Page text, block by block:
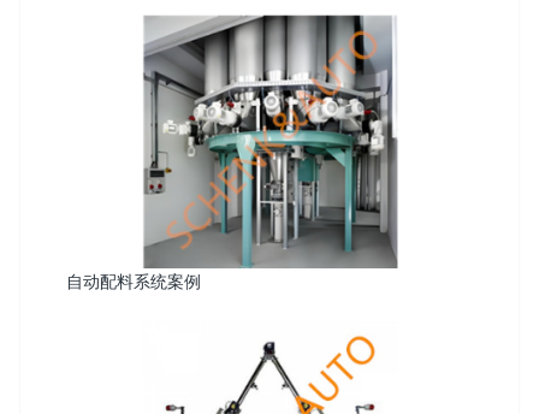
自动配料系统案例